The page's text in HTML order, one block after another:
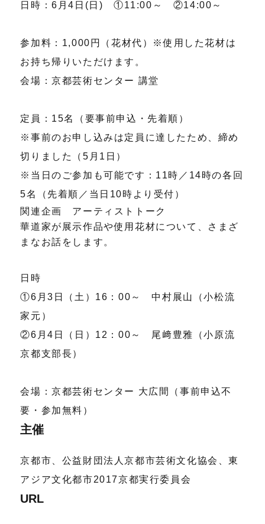
日時：6月4日(日) ①11:00～ ②14:00～
参加料：1,000円（花材代）※使用した花材は
お持ち帰りいただけます。
会場：京都芸術センター 講堂
定員：15名（要事前申込・先着順）
※事前のお申し込みは定員に達したため、締め
切りました（5月1日）
※当日のご参加も可能です：11時／14時の各回
5名（先着順／当日10時より受付）
関連企画 アーティストトーク
華道家が展示作品や使用花材について、さまざ
まなお話をします。
日時
①6月3日（土）16：00～ 中村展山（小松流
家元）
②6月4日（日）12：00～ 尾﨑豊雅（小原流
京都支部長）
会場：京都芸術センター 大広間（事前申込不
要・参加無料）
主催
京都市、公益財団法人京都市芸術文化協会、東
アジア文化都市2017京都実行委員会
URL